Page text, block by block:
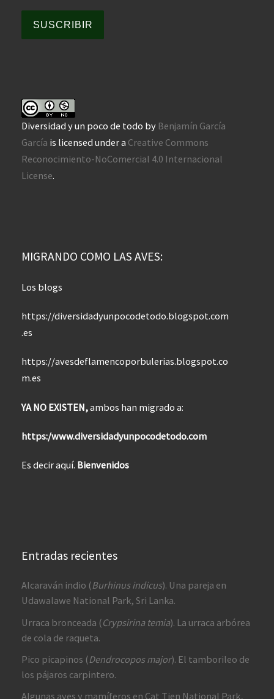
SUSCRIBIR
Diversidad y un poco de todo by Benjamín García
García is licensed under a Creative Commons
Reconocimiento-NoComercial 4.0 Internacional
License.
MIGRANDO COMO LAS AVES:
Los blogs
https://diversidadyunpocodetodo.blogspot.com
.es
https://avesdeflamencoporbulerias.blogspot.co
m.es
YA NO EXISTEN,ambos han migrado a:
https:/www.diversidadyunpocodetodo.com
Es decir aquí. Bienvenidos
Entradas recientes
Alcaraván indio (Burhinus indicus). Una pareja en
Udawalawe National Park, Sri Lanka.
Urraca bronceada (Crypsirina temia). La urraca arbórea
de cola de raqueta.
Pico picapinos (Dendrocopos major). El tamborileo de
los pájaros carpintero.
Algunas aves y mamíferos en Cat Tien National Park,